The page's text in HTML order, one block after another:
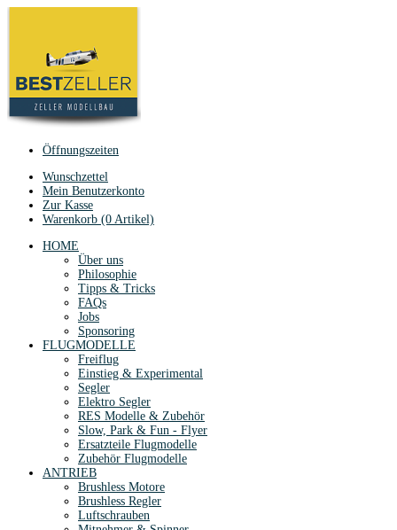
Öffnungszeiten
Wunschzettel
Mein Benutzerkonto
Zur Kasse
Warenkorb (0 Artikel)
HOME
Über uns
Philosophie
Tipps & Tricks
FAQs
Jobs
Sponsoring
FLUGMODELLE
Freiflug
Einstieg & Experimental
Segler
Elektro Segler
RES Modelle & Zubehör
Slow, Park & Fun - Flyer
Ersatzteile Flugmodelle
Zubehör Flugmodelle
ANTRIEB
Brushless Motore
Brushless Regler
Luftschrauben